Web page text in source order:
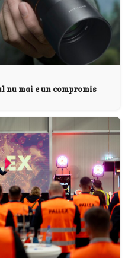
nu mai e un compromis